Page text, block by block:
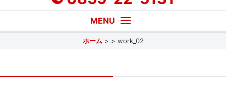
ホーム > > work_02